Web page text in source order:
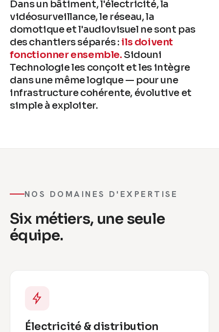
Dans un bâtiment, l'électricité, la
vidéosurveillance, le réseau, la
domotique et l'audiovisuel ne sont pas
des chantiers séparés : ils doivent
fonctionner ensemble. Sidouni
Technologie les conçoit et les intègre
dans une même logique — pour une
infrastructure cohérente, évolutive et
simple à exploiter.
NOS DOMAINES D'EXPERTISE
Six métiers, une seule
équipe.
Électricité & distribution